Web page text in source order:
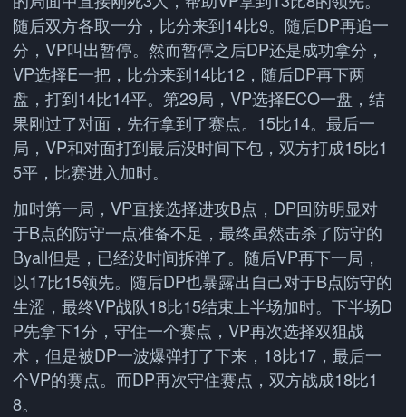
随后双方各取一分，比分来到14比9。随后DP再追一
分，VP叫出暂停。然而暂停之后DP还是成功拿分，
VP选择E一把，比分来到14比12，随后DP再下两
盘，打到14比14平。第29局，VP选择ECO一盘，结
果刚过了对面，先行拿到了赛点。15比14。最后一
局，VP和对面打到最后没时间下包，双方打成15比1
5平，比赛进入加时。
加时第一局，VP直接选择进攻B点，DP回防明显对
于B点的防守一点准备不足，最终虽然击杀了防守的
Byall但是，已经没时间拆弹了。随后VP再下一局，
以17比15领先。随后DP也暴露出自己对于B点防守的
生涩，最终VP战队18比15结束上半场加时。下半场D
P先拿下1分，守住一个赛点，VP再次选择双狙战
术，但是被DP一波爆弹打了下来，18比17，最后一
个VP的赛点。而DP再次守住赛点，双方战成18比1
8。